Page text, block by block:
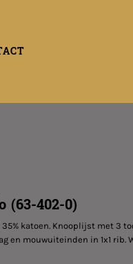
(63-402-0)
katoen. Knooplijst met 3
en mouwuiteinden in 1x1 rib.